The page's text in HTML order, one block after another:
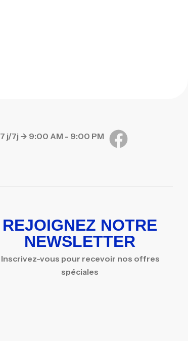
7 j/7j -> 9:00 AM - 9:00 PM
REJOIGNEZ NOTRE
NEWSLETTER
Inscrivez-vous pour recevoir nos offres
spéciales